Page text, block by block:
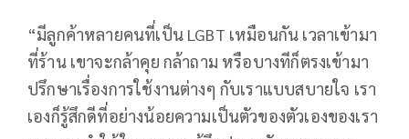
“มีลูกค้าหลายคนที่เป็น LGBT เหมือนกัน เวลาเข้ามา
ที่ร้าน เขาจะกล้าคุย กล้าถาม หรือบางทีก็ตรงเข้ามา
ปรึกษาเรื่องการใช้งานต่างๆ กับเราแบบสบายใจ เรา
เองก็รู้สึกดีที่อย่างน้อยความเป็นตัวของตัวเองของเรา